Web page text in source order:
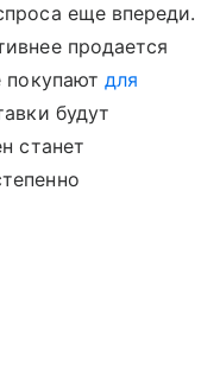
еще впереди.
продается
покупают для
будут
станет